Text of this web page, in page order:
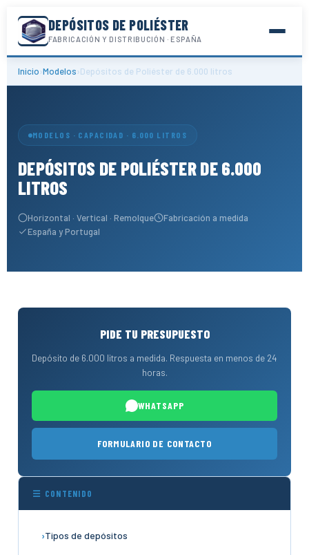
DEPÓSITOS DE POLIÉSTER
FABRICACIÓN Y DISTRIBUCIÓN · ESPAÑA
Inicio›Modelos›Depósitos de Poliéster de 6.000 litros
MODELOS · CAPACIDAD · 6.000 LITROS
DEPÓSITOS DE POLIÉSTER DE 6.000
LITROS
Horizontal · Vertical · Remolque
Fabricación a medida
España y Portugal
PIDE TU PRESUPUESTO
Depósito de 6.000 litros a medida. Respuesta en menos de 24
horas.
WHATSAPP
FORMULARIO DE CONTACTO
☰ CONTENIDO
Tipos de depósitos